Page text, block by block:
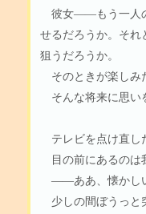
彼女――もう一人の
せるだろうか。それ
狙うだろうか。
そのときが楽しみ
そんな将来に思い
テレビを点け直し
目の前にあるのは
――ああ、懐かし
少しの間ぼうっと